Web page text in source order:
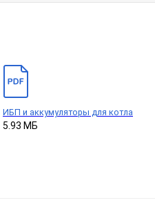
ИБП и аккумуляторы для котла
5.93 МБ